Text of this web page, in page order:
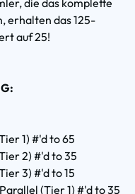
erhalten das 125-
auf 25!
1) #'d to 65
2) #'d to 35
3) #'d to 15
(Tier 1) #'d to 35